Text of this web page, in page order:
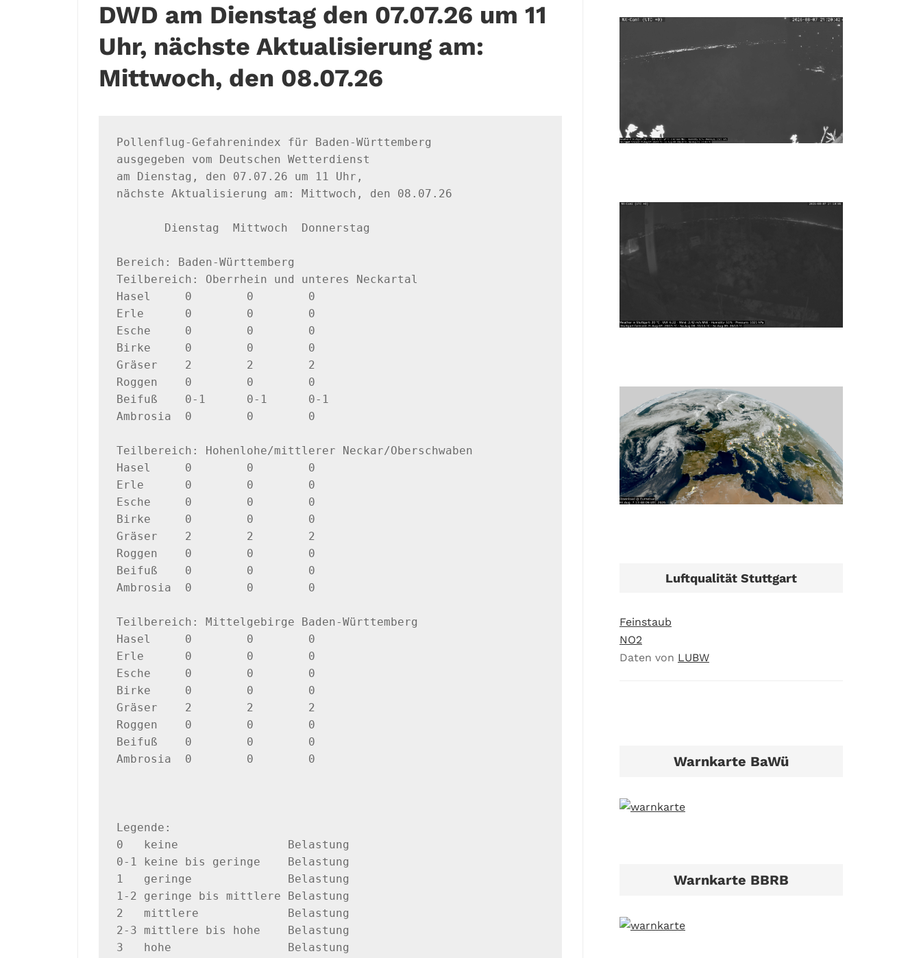
DWD am Dienstag den 07.07.26 um 11
Uhr, nächste Aktualisierung am:
Mittwoch, den 08.07.26
Pollenflug-Gefahrenindex für Baden-Württemberg
ausgegeben vom Deutschen Wetterdienst
am Dienstag, den 07.07.26 um 11 Uhr,
nächste Aktualisierung am: Mittwoch, den 08.07.26
Bereich: Baden-Württemberg
Teilbereich: Oberrhein und unteres Neckartal
Hasel     0        0        0
Erle      0        0        0
Esche     0        0        0
Birke     0        0        0
Gräser    2        2        2
Roggen    0        0        0
Beifuß    0-1      0-1      0-1
Ambrosia  0        0        0
Teilbereich: Hohenlohe/mittlerer Neckar/Oberschwaben
Hasel     0        0        0
Erle      0        0        0
Esche     0        0        0
Birke     0        0        0
Gräser    2        2        2
Roggen    0        0        0
Beifuß    0        0        0
Ambrosia  0        0        0
Teilbereich: Mittelgebirge Baden-Württemberg
Hasel     0        0        0
Erle      0        0        0
Esche     0        0        0
Birke     0        0        0
Gräser    2        2        2
Roggen    0        0        0
Beifuß    0        0        0
Ambrosia  0        0        0
Legende:
0   keine                Belastung
0-1 keine bis geringe    Belastung
1   geringe              Belastung
1-2 geringe bis mittlere Belastung
2   mittlere             Belastung
2-3 mittlere bis hohe    Belastung
3   hohe                 Belastung
Luftqualität Stuttgart
Feinstaub
NO2
Daten von LUBW
Warnkarte BaWü
Warnkarte BBRB